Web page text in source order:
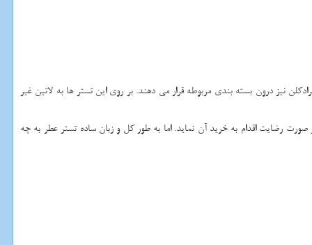
پس از تولید کردن ادکلن هنگامی که قصد فروش عمده خود را دارند به طور معمول به ازای هر ۱۰ الی ۱۲ ادکلن یک تسترادکلن نیز درون بسته بندی مربوطه قرار می دهند. بر روی این تستر ها به لاتین غیر
صورت رضایت اقدام به خرید آن نماید. اما به طور کل و زبان ساده تستر عطر به چه